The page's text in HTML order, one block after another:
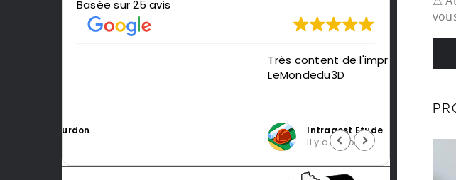
Basée sur 25 avis
Très content de l'impression, je recommande
il